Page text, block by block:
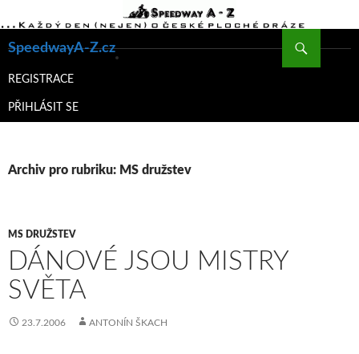
SpeedwayA-Z.cz
K
WEBU
REGISTRACE
PŘIHLÁSIT SE
Archiv pro rubriku: MS družstev
MS DRUŽSTEV
DÁNOVÉ JSOU MISTRY
SVĚTA
23.7.2006 ANTONÍN ŠKACH